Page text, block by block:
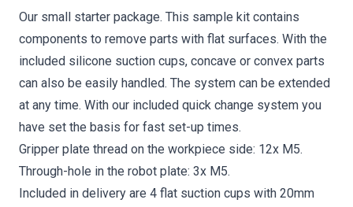
Our small starter package. This sample kit contains
components to remove parts with flat surfaces. With the
included silicone suction cups, concave or convex parts
can also be easily handled. The system can be extended
at any time. With our included quick change system you
have set the basis for fast set-up times.
Gripper plate thread on the workpiece side: 12x M5.
Through-hole in the robot plate: 3x M5.
Included in delivery are 4 flat suction cups with 20mm